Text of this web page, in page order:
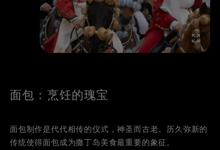
面包：烹饪的瑰宝
面包制作是代代相传的仪式，神圣而古老。历久弥新的
传统使得面包成为撒丁岛美食最重要的象征。